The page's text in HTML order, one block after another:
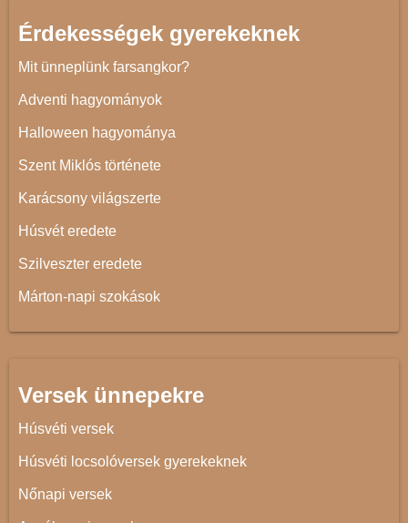
Érdekességek gyerekeknek
Mit ünneplünk farsangkor?
Adventi hagyományok
Halloween hagyománya
Szent Miklós története
Karácsony világszerte
Húsvét eredete
Szilveszter eredete
Márton-napi szokások
Versek ünnepekre
Húsvéti versek
Húsvéti locsolóversek gyerekeknek
Nőnapi versek